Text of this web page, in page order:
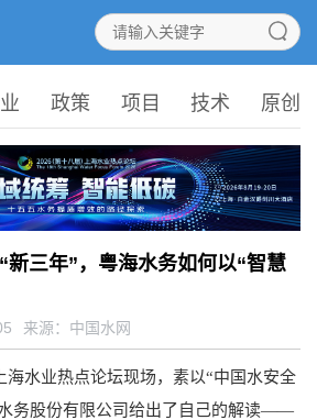
政策 项目 技术 原创
新三年”，粤海水务如何以“智慧
来源： 中国水网
海水业热点论坛现场，素以“中国水安全
务股份有限公司给出了自己的解读——